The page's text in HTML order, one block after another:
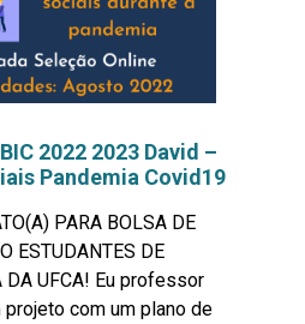
2022 2023 David –
Pandemia Covid19
PARA BOLSA DE
ESTUDANTES DE
DA UFCA! Eu professor
com um plano de